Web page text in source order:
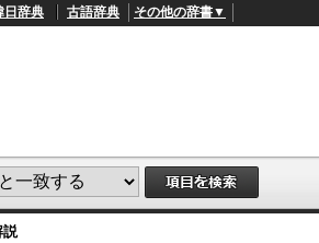
日辞典 古語辞典 その他の辞書▼
説